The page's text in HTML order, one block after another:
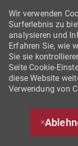
Wir verwenden
Surferlebnis zu
analysieren und
Erfahren Sie, wie
Sie sie
Seite Cookie-
diese Website
Verwendung von